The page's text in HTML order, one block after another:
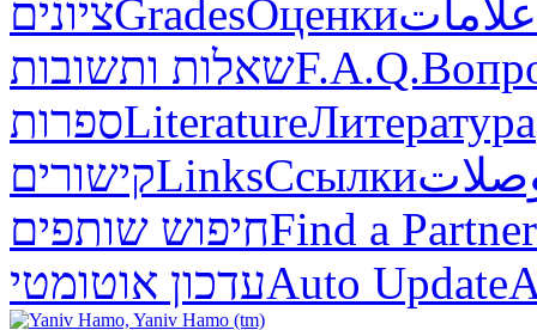
ציוניםGradesОценкиعلامات
שאלות ותשובותF.A.Q.
ספרותLiteratureЛитература
קישוריםLinksСсылки
חיפוש שותפיםFind a Partner
עדכון אוטומטיAuto Update